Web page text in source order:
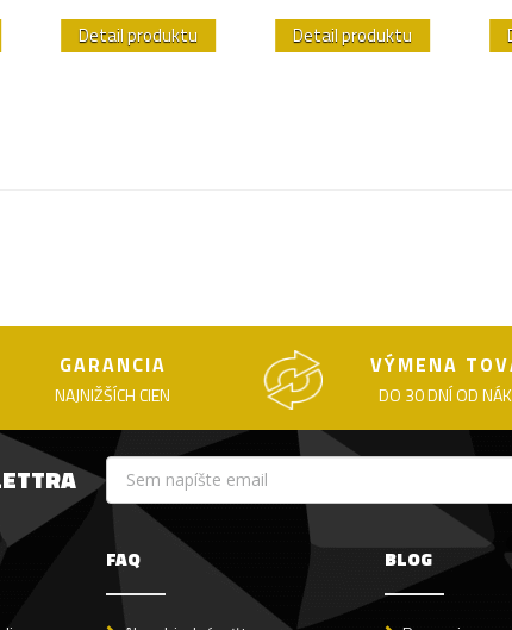
Detail produktu Detail produktu
GARANCIA
NAJNIŽŠÍCH CIEN
VÝMENA
DO 30 DNÍ OD
FAQ BLOG